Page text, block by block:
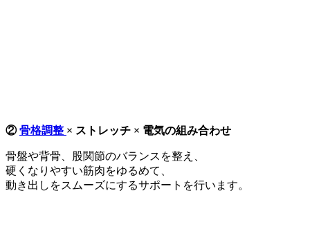
②骨格調整 × ストレッチ × 電気の組み合わせ
骨盤や背骨、股関節のバランスを整え、
硬くなりやすい筋肉をゆるめて、
動き出しをスムーズにするサポートを行います。